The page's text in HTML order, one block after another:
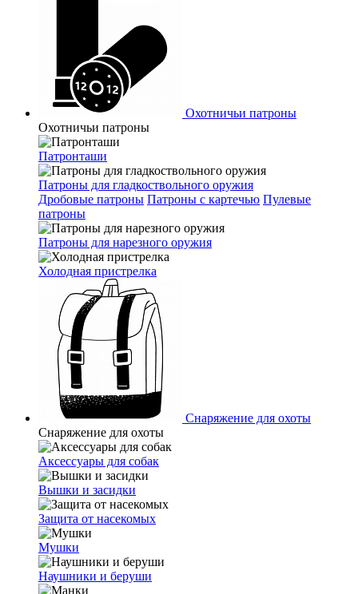
Охотничьи патроны
Охотничьи патроны
Патронташи
Патроны для гладкоствольного оружия
Дробовые патроны Патроны с картечью Пулевые
патроны
Патроны для нарезного оружия
Холодная пристрелка
Снаряжение для охоты
Снаряжение для охоты
Аксессуары для собак
Вышки и засидки
Защита от насекомых
Мушки
Наушники и беруши